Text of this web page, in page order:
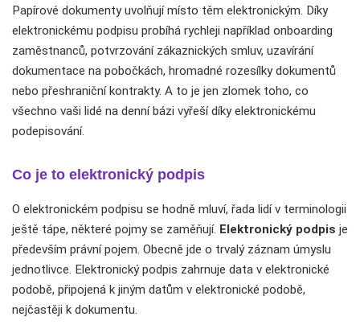
Papírové dokumenty uvolňují místo těm elektronickým. Díky
elektronickému podpisu probíhá rychleji například onboarding
zaměstnanců, potvrzování zákaznických smluv, uzavírání
dokumentace na pobočkách, hromadné rozesílky dokumentů
nebo přeshraniční kontrakty. A to je jen zlomek toho, co
všechno vaši lidé na denní bázi vyřeší díky elektronickému
podepisování.
Co je to elektronický podpis
O elektronickém podpisu se hodně mluví, řada lidí v terminologii
ještě tápe, některé pojmy se zaměňují. Elektronický podpis je
především právní pojem. Obecně jde o trvalý záznam úmyslu
jednotlivce. Elektronický podpis zahrnuje data v elektronické
podobě, připojená k jiným datům v elektronické podobě,
nejčastěji k dokumentu.